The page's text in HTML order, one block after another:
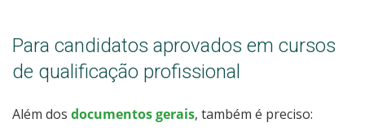
Para candidatos aprovados em cursos
de qualificação profissional
Além dos documentos gerais, também é preciso: